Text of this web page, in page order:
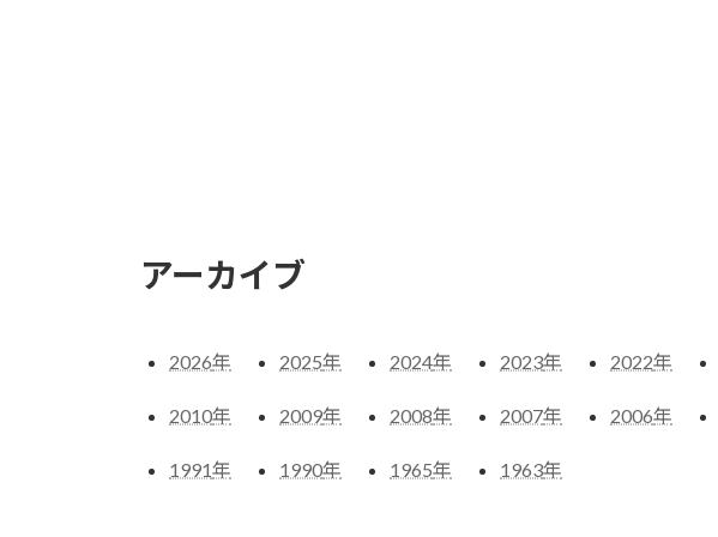
アーカイブ
2026年 2025年 2024年 2023年 2022年
2010年 2009年 2008年 2007年 2006年
1991年 1990年 1965年 1963年